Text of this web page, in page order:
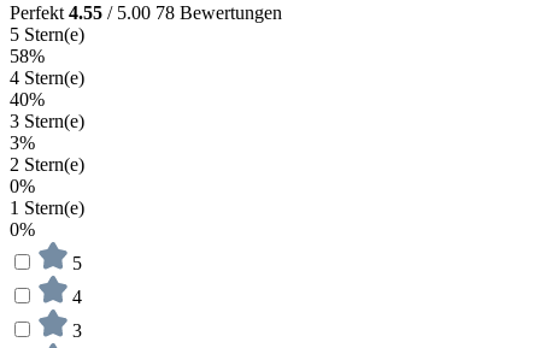
Perfekt 4.55 / 5.00 78 Bewertungen
5 Stern(e)
58%
4 Stern(e)
40%
3 Stern(e)
3%
2 Stern(e)
0%
1 Stern(e)
0%
5
4
3